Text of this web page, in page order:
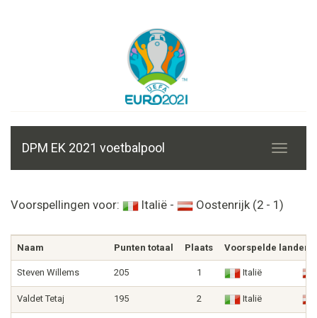
DPM EK 2021 voetbalpool
Voorspellingen voor: Italië - Oostenrijk (2 - 1)
Naam Punten totaal Plaats Voorspelde landen
Steven Willems 205 1 Italië
Valdet Tetaj 195 2 Italië